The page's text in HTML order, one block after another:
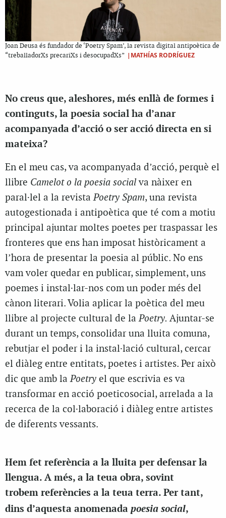
Joan Deusa és fundador de ‘Poetry Spam’, la revista digital antipoètica de
“treballadorXs precariXs i desocupadXs” |MATHÍAS RODRÍGUEZ
No creus que, aleshores, més enllà de formes i
continguts, la poesia social ha d’anar
acompanyada d’acció o ser acció directa en si
mateixa?
En el meu cas, va acompanyada d’acció, perquè el
llibre Camelot o la poesia socialva nàixer en
paral·lel a la revistaPoetry Spam, una revista
autogestionada i antipoètica que té com a motiu
principal ajuntar moltes poetes per traspassar les
fronteres que ens han imposat històricament a
l’hora de presentar la poesia al públic. No ens
vam voler quedar en publicar, simplement, uns
poemes i instal·lar-nos com un poder més del
cànon literari. Volia aplicar la poètica del meu
llibre al projecte cultural de laPoetry. Ajuntar-se
durant un temps, consolidar una lluita comuna,
rebutjar el poder i la instal·lació cultural, cercar
el diàleg entre entitats, poetes i artistes. Per això
dic que amb laPoetry el que escrivia es va
transformar en acció poeticosocial, arrelada a la
recerca de la col·laboració i diàleg entre artistes
de diferents vessants.
Hem fet referència a la lluita per defensar la
llengua. A més, a la teua obra, sovint
trobem referències a la teua terra. Per tant,
dins d’aquesta anomenada poesia social,